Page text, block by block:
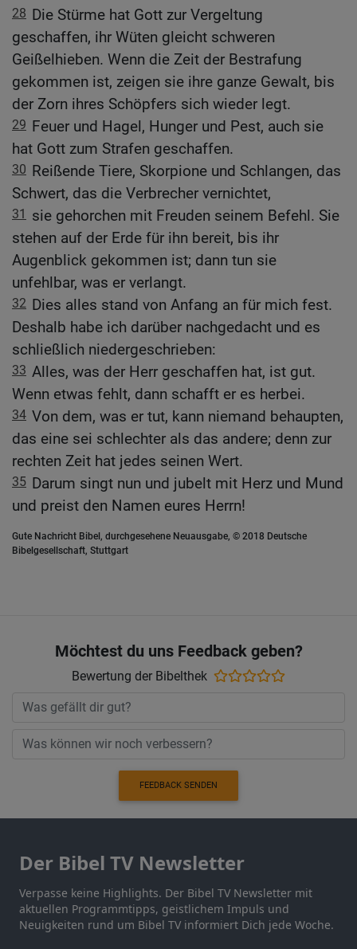
28 Die Stürme hat Gott zur Vergeltung
geschaffen, ihr Wüten gleicht schweren
Geißelhieben. Wenn die Zeit der Bestrafung
gekommen ist, zeigen sie ihre ganze Gewalt, bis
der Zorn ihres Schöpfers sich wieder legt.
29 Feuer und Hagel, Hunger und Pest, auch sie
hat Gott zum Strafen geschaffen.
30 Reißende Tiere, Skorpione und Schlangen, das
Schwert, das die Verbrecher vernichtet,
31
sie gehorchen mit Freuden seinem Befehl. Sie
stehen auf der Erde für ihn bereit, bis ihr
Augenblick gekommen ist; dann tun sie
unfehlbar, was er verlangt.
32 Dies alles stand von Anfang an für mich fest.
Deshalb habe ich darüber nachgedacht und es
schließlich niedergeschrieben:
33 Alles, was der Herr geschaffen hat, ist gut.
Wenn etwas fehlt, dann schafft er es herbei.
34 Von dem, was er tut, kann niemand behaupten,
das eine sei schlechter als das andere; denn zur
rechten Zeit hat jedes seinen Wert.
35 Darum singt nun und jubelt mit Herz und Mund
und preist den Namen eures Herrn!
Gute Nachricht Bibel, durchgesehene Neuausgabe, © 2018 Deutsche
Bibelgesellschaft, Stuttgart
Möchtest du uns Feedback geben?
Bewertung der Bibelthek
FEEDBACK SENDEN
Der Bibel TV Newsletter
Verpasse keine Highlights. Der Bibel TV Newsletter mit
aktuellen Programmtipps, geistlichem Impuls und
Neuigkeiten rund um Bibel TV informiert Dich jede Woche.